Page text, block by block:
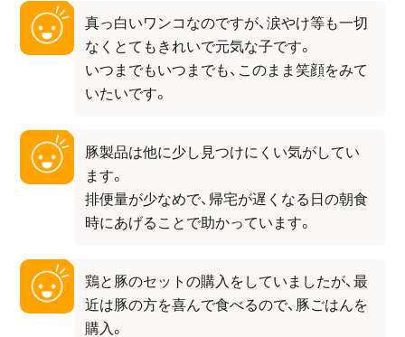
真っ白いワンコなのですが、涙やけ等も一切
なくとてもきれいで元気な子です。
いつまでもいつまでも、このまま笑顔をみて
いたいです。
豚製品は他に少し見つけにくい気がしてい
ます。
排便量が少なめで、帰宅が遅くなる日の朝食
時にあげることで助かっています。
鶏と豚のセットの購入をしていましたが、最
近は豚の方を喜んで食べるので、豚ごはんを
購入。